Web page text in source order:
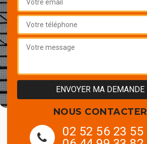
NOUS CONTACTER
02 52 56 23 55